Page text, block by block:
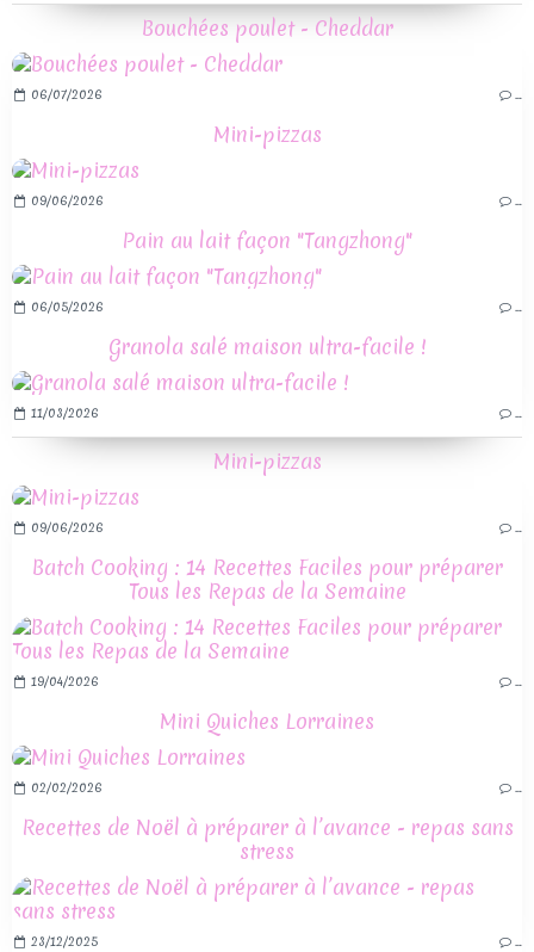
Bouchées poulet - Cheddar
06/07/2026 …
Mini-pizzas
09/06/2026 …
Pain au lait façon "Tangzhong"
06/05/2026 …
Granola salé maison ultra-facile !
11/03/2026 …
Mini-pizzas
09/06/2026 …
Batch Cooking : 14 Recettes Faciles pour préparer
Tous les Repas de la Semaine
19/04/2026 …
Mini Quiches Lorraines
02/02/2026 …
Recettes de Noël à préparer à l’avance - repas sans
stress
23/12/2025 …